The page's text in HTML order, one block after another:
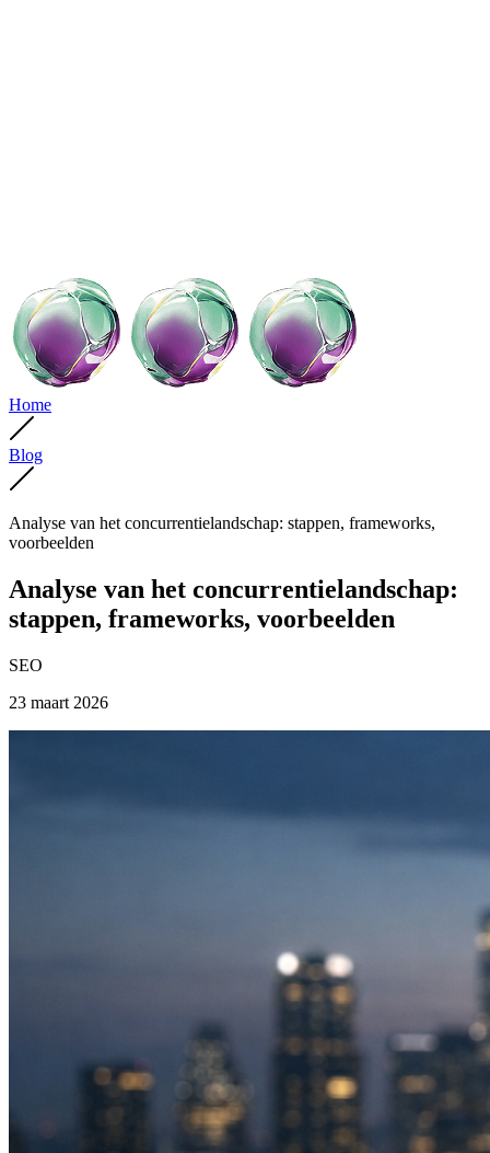
Home
Blog
Analyse van het concurrentielandschap: stappen, frameworks,
voorbeelden
Analyse van het concurrentielandschap:
stappen, frameworks, voorbeelden
SEO
23 maart 2026